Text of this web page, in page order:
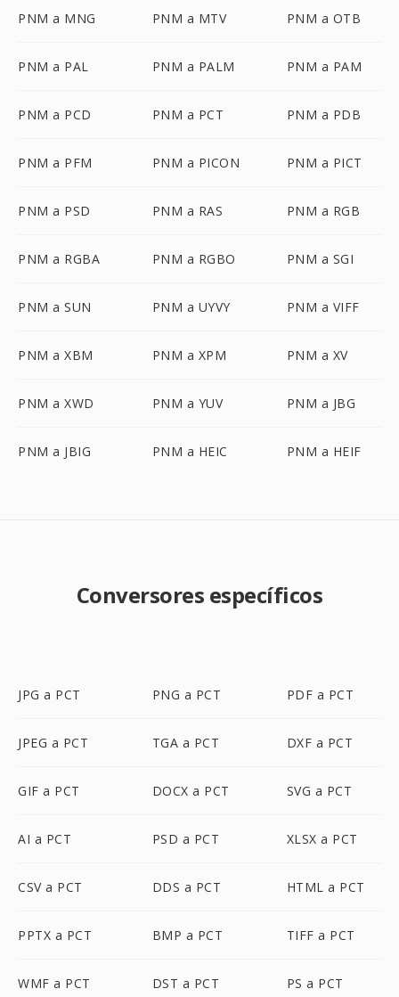
PNM a MNG PNM a MTV PNM a OTB
PNM a PAL PNM a PALM PNM a PAM
PNM a PCD PNM a PCT PNM a PDB
PNM a PFM PNM a PICON PNM a PICT
PNM a PSD PNM a RAS PNM a RGB
PNM a RGBA PNM a RGBO PNM a SGI
PNM a SUN PNM a UYVY PNM a VIFF
PNM a XBM PNM a XPM PNM a XV
PNM a XWD PNM a YUV PNM a JBG
PNM a JBIG PNM a HEIC PNM a HEIF
Conversores específicos
JPG a PCT PNG a PCT PDF a PCT
JPEG a PCT TGA a PCT DXF a PCT
GIF a PCT DOCX a PCT SVG a PCT
AI a PCT PSD a PCT XLSX a PCT
CSV a PCT DDS a PCT HTML a PCT
PPTX a PCT BMP a PCT TIFF a PCT
WMF a PCT DST a PCT PS a PCT